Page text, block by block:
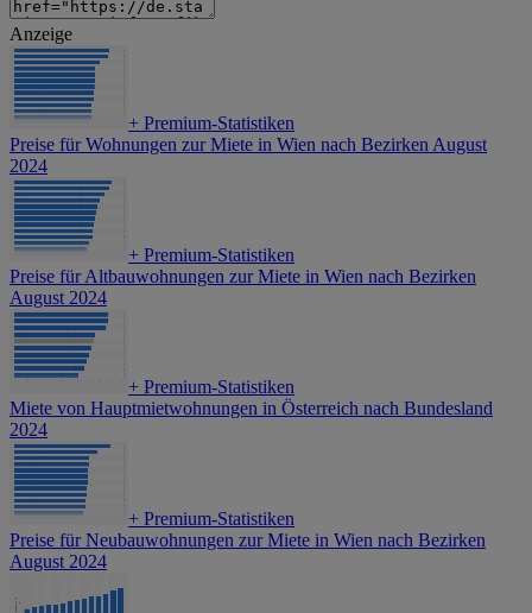
Anzeige
+ Premium-Statistiken
Preise für Wohnungen zur Miete in Wien nach Bezirken August
2024
+ Premium-Statistiken
Preise für Altbauwohnungen zur Miete in Wien nach Bezirken
August 2024
+ Premium-Statistiken
Miete von Hauptmietwohnungen in Österreich nach Bundesland
2024
+ Premium-Statistiken
Preise für Neubauwohnungen zur Miete in Wien nach Bezirken
August 2024